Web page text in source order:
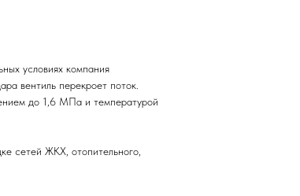
условиях компания
вентиль перекроет поток.
до 1,6 МПа и температурой
сетей ЖКХ, отопительного,